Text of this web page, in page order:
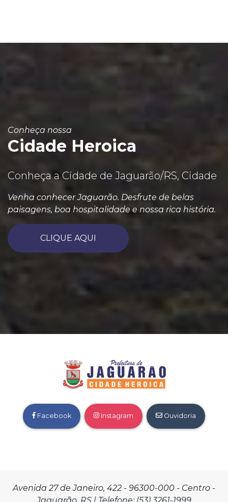
Conheça nossa
Cidade Heroica
Conheça a Cidade de Jaguarão/RS, Cidade
Venha conhecer Jaguarão. Desfrute de belas
paisagens, boa hospitalidade e nossa rica história.
CLIQUE AQUI
Facebook Instagram Ouvidoria
Avenida 27 de Janeiro, 422 - 96300-000 - Centro -
Jaguarão, RS | Telefone: (53) 3261-1999